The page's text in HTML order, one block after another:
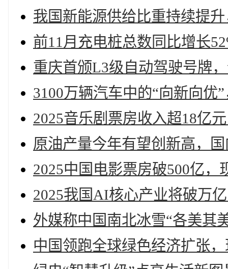
我国新能源供给比重持续提
前11月充电桩总数同比增长
重庆首颁L3级自动驾驶号牌
3100万辆汽车中的“向新向优
2025音乐剧票房收入超18亿
原油产量今年有望创新高，
2025中国电影票房破500亿，
2025我国AI核心产业将破万
外媒称中国南北冰雪“各美其
中国领跑全球绿色经济扩张